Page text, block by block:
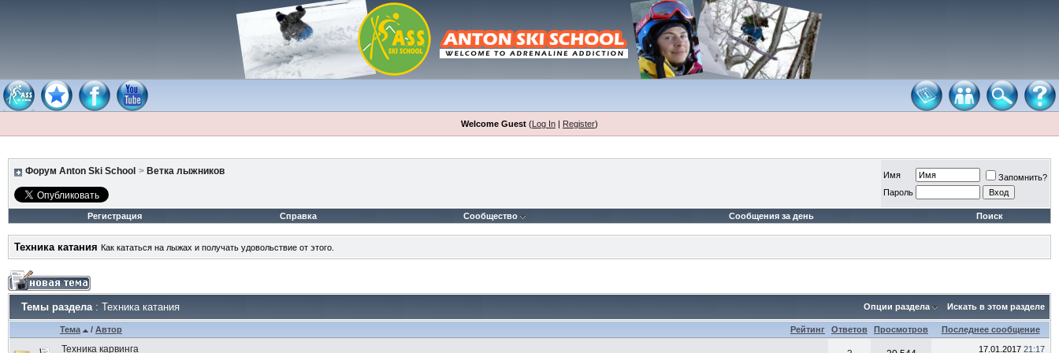
Welcome Guest (Log In | Register)
Форум Anton Ski School > Ветка лыжников Имя
Запомнить?
Пароль
Регистрация Справка Сообщество Сообщения за день Поиск
Техника катания Как кататься на лыжах и получать удовольствие от этого.
Темы раздела: Техника катания Опции раздела Искать в этом разделе
Рейтинг
Тема / Автор Ответов Просмотров Последнее сообщение
Техника карвинга 17.01.2017 21:17